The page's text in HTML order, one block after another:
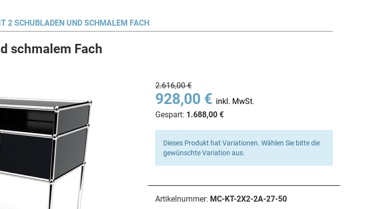
2 SCHUBLADEN UND SCHMALEM FACH
schmalem Fach
2.616,00 €
928,00 € inkl. MwSt.
Gespart: 1.688,00 €
Dieses Produkt hat Variationen. Wählen Sie bitte die
gewünschte Variation aus.
Artikelnummer: MC-KT-2X2-2A-27-50